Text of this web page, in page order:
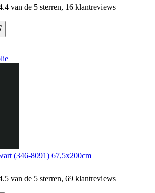
van de 5 sterren, 16 klantreviews
(346-8091) 67,5x200cm
van de 5 sterren, 69 klantreviews